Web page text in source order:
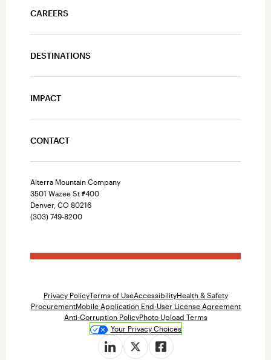
CAREERS
DESTINATIONS
IMPACT
CONTACT
Alterra Mountain Company
3501 Wazee St #400
Denver, CO 80216
(303) 749-8200
Privacy PolicyTerms of UseAccessibilityHealth & Safety
ProcurementMobile Application End-User License Agreement
Anti-Corruption PolicyPhoto Upload Terms
Your Privacy Choices